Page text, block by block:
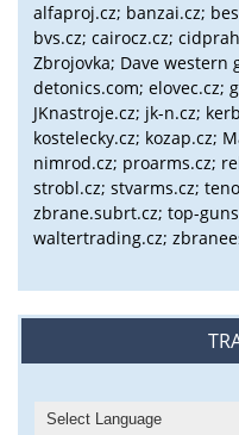
alfaproj.cz; banzai.cz;
bvs.cz; cairocz.cz;
Zbrojovka; Dave western
detonics.com; elovec.cz;
JKnastroje.cz; jk-n.cz;
kostelecky.cz; kozap.cz;
nimrod.cz; proarms.cz;
strobl.cz; stvarms.cz;
zbrane.subrt.cz; top-
waltertrading.cz;